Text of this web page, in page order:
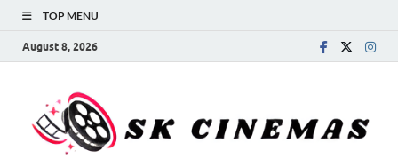
TOP MENU
August 8, 2026